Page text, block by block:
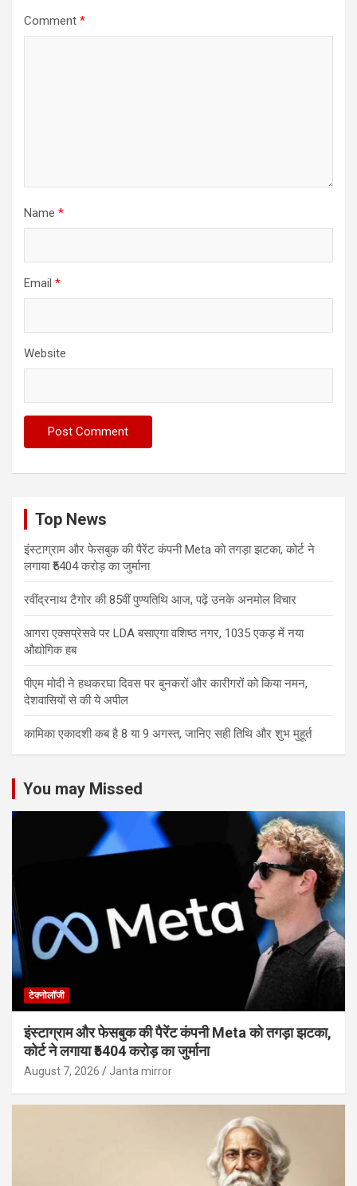
Comment *
Name *
Email *
Website
Top News
इंस्टाग्राम और फेसबुक की पैरेंट कंपनी Meta को तगड़ा झटका, कोर्ट ने
लगाया ₹5404 करोड़ का जुर्माना
रवींद्रनाथ टैगोर की 85वीं पुण्यतिथि आज, पढ़ें उनके अनमोल विचार
आगरा एक्सप्रेसवे पर LDA बसाएगा वशिष्ठ नगर, 1035 एकड़ में नया
औद्योगिक हब
पीएम मोदी ने हथकरघा दिवस पर बुनकरों और कारीगरों को किया नमन,
देशवासियों से की ये अपील
कामिका एकादशी कब है 8 या 9 अगस्त, जानिए सही तिथि और शुभ मुहूर्त
You may Missed
टेक्नोलॉजी
इंस्टाग्राम और फेसबुक की पैरेंट कंपनी Meta को तगड़ा झटका,
कोर्ट ने लगाया ₹5404 करोड़ का जुर्माना
August 7, 2026 Janta mirror